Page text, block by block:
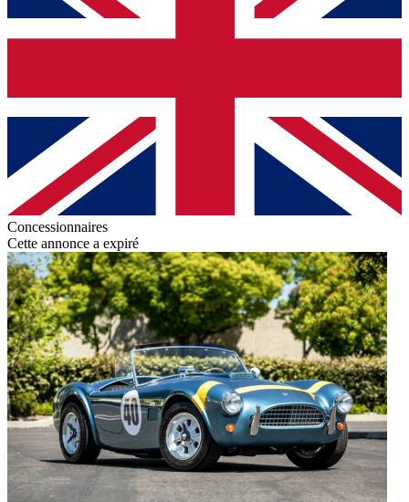
Concessionnaires
Cette annonce a expiré